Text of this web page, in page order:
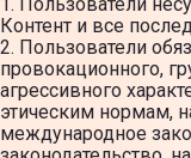
Контент и все
2. Пользователи
провокационного,
агрессивного
этическим нормам,
международное